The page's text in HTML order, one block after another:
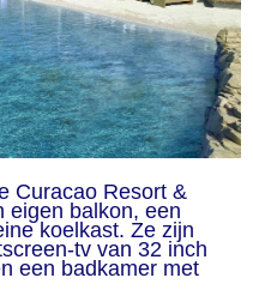
Curacao Resort &
eigen balkon, een
koelkast. Ze zijn
tv van 32 inch
een badkamer met